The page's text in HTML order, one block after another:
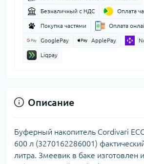
Безналичный с НДС Оплата
Покупка частями Оплата
GooglePay ApplePay
Liqpay
Описание
Буферный накопитель Cordivari
600 л (3270162286001)
литра. Змеевик в баке изготовлен